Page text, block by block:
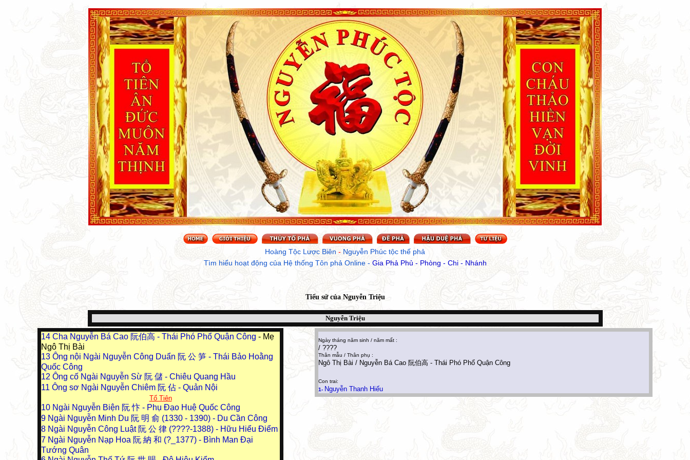
Hoàng Tộc Lược Biên - Nguyễn Phúc tộc thế phả
Tìm hiểu hoạt động của Hệ thống Tôn phả Online - Gia Phả Phủ - Phòng - Chi - Nhánh
Tiểu sử của Nguyễn Triệu
Nguyễn Triệu
14 Cha Nguyễn Bá Cao 阮伯高 - Thái Phó Phổ Quận Công - Mẹ
Ngô Thị Bài
13 Ông nội Ngài Nguyễn Công Duẩn 阮 公 笋 - Thái Bảo Hoằng
Quốc Công
12 Ông cố Ngài Nguyễn Sừ 阮 儲 - Chiêu Quang Hầu
11 Ông sơ Ngài Nguyễn Chiêm 阮 佔 - Quản Nội
Tổ Tiên
10 Ngài Nguyễn Biện 阮 忭 - Phụ Đạo Huệ Quốc Công
9 Ngài Nguyễn Minh Du 阮 明 俞 (1330 - 1390) - Du Cần Công
8 Ngài Nguyễn Công Luật 阮 公 律 (????-1388) - Hữu Hiểu Điểm
7 Ngài Nguyễn Nạp Hoa 阮 納 和 (?_1377) - Bình Man Đại
Tướng Quân
Ngày tháng năm sinh / năm mất :
/ ????
Thân mẫu / Thân phụ :
Ngô Thị Bài / Nguyễn Bá Cao 阮伯高 - Thái Phó Phổ Quận Công
Con trai:
1- Nguyễn Thanh Hiếu